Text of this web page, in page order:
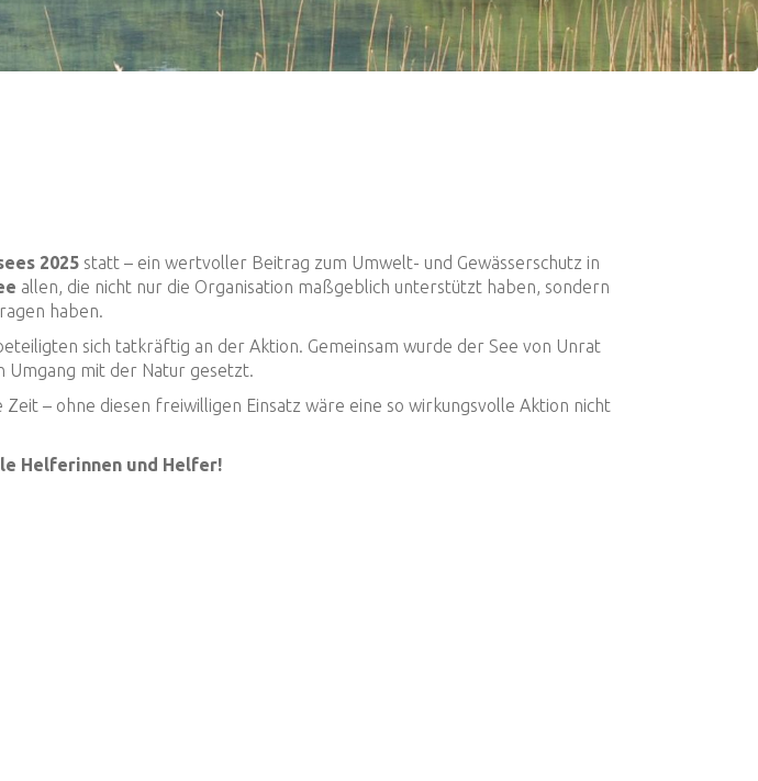
2025 statt – ein wertvoller Beitrag zum Umwelt- und Gewässerschutz in
allen, die nicht nur die Organisation maßgeblich unterstützt haben, sondern
haben.
sich tatkräftig an der Aktion. Gemeinsam wurde der See von Unrat
Umgang mit der Natur gesetzt.
– ohne diesen freiwilligen Einsatz wäre eine so wirkungsvolle Aktion nicht
Helferinnen und Helfer!